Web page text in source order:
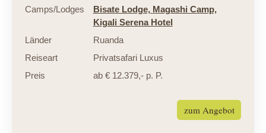
Camps/Lodges Bisate Lodge, Magashi Camp,
Kigali Serena Hotel
Länder
Ruanda
Reiseart
Privatsafari Luxus
Preis
ab € 12.379,- p. P.
zum Angebot